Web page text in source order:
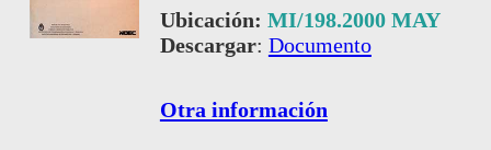
Ubicación: MI/198.2000 MAY
Descargar: Documento
Otra información